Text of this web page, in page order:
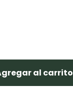
al carrito